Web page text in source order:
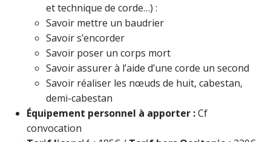
et technique de corde…) :
Savoir mettre un baudrier
Savoir s’encorder
Savoir poser un corps mort
Savoir assurer à l’aide d’une corde un second
Savoir réaliser les nœuds de huit, cabestan,
demi-cabestan
Équipement personnel à apporter :Cf
convocation